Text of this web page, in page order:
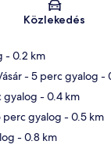
Térkép
Közlekedés
- 0.2 km
- 5 perc gyalog -
gyalog - 0.4 km
perc gyalog - 0.5 km
- 0.8 km